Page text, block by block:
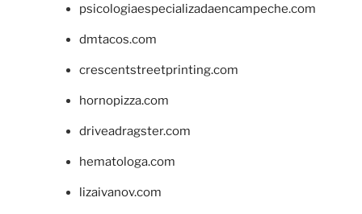
psicologiaespecializadaencampeche.com
dmtacos.com
crescentstreetprinting.com
hornopizza.com
driveadragster.com
hematologa.com
lizaivanov.com